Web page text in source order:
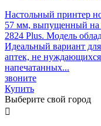
Настольный принтер
57 мм, выпущенный на
2824 Plus. Модель
Идеальный вариант
аптек, не
напечатанных...
звоните
Купить
Выберите свой город
